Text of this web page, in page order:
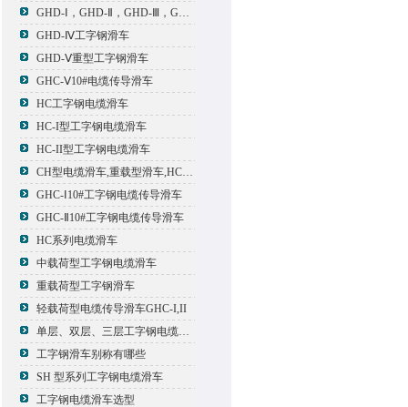
GHD-Ⅰ，GHD-Ⅱ，GHD-Ⅲ，GHD-Ⅳ，GHD-Ⅴ工字钢滑车
GHD-Ⅳ工字钢滑车
GHD-Ⅴ重型工字钢滑车
GHC-Ⅴ10#电缆传导滑车
HC工字钢电缆滑车
HC-I型工字钢电缆滑车
HC-II型工字钢电缆滑车
CH型电缆滑车,重载型滑车,HC型滑车
GHC-Ⅰ10#工字钢电缆传导滑车
GHC-Ⅱ10#工字钢电缆传导滑车
HC系列电缆滑车
中载荷型工字钢电缆滑车
重载荷型工字钢滑车
轻载荷型电缆传导滑车GHC-I,II
单层、双层、三层工字钢电缆传导滑车
工字钢滑车别称有哪些
SH 型系列工字钢电缆滑车
工字钢电缆滑车选型